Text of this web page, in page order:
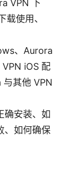
VPN 下
使用、
、Aurora
iOS 配
其他 VPN
确安装、如
、如何确保